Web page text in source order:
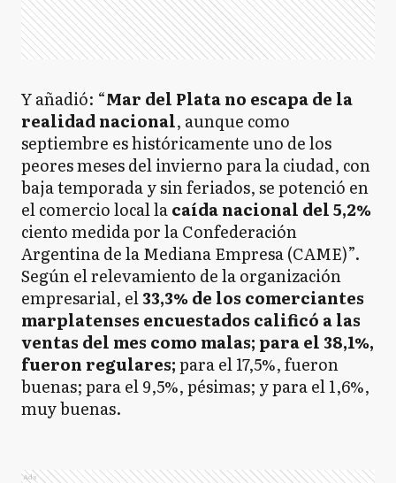
Y añadió: “Mar del Plata no escapa de la
realidad nacional, aunque como
septiembre es históricamente uno de los
peores meses del invierno para la ciudad, con
baja temporada y sin feriados, se potenció en
el comercio local lacaída nacional del 5,2%
ciento medida por la Confederación
Argentina de la Mediana Empresa (CAME)”.
Según el relevamiento de la organización
empresarial, el33,3% de los comerciantes
marplatenses encuestados calificó a las
ventas del mes como malas; para el 38,1%,
fueron regulares;para el 17,5%, fueron
buenas; para el 9,5%, pésimas; y para el 1,6%,
muy buenas.
Ads